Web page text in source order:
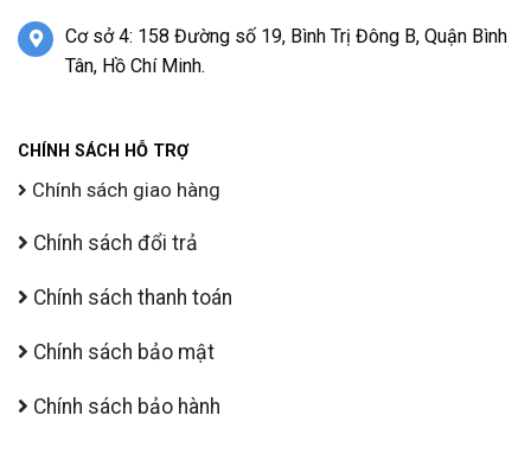
Cơ sở 4: 158 Đường số 19, Bình Trị Đông B, Quận Bình
Tân, Hồ Chí Minh.
CHÍNH SÁCH HỖ TRỢ
Chính sách giao hàng
Chính sách đổi trả
Chính sách thanh toán
Chính sách bảo mật
Chính sách bảo hành